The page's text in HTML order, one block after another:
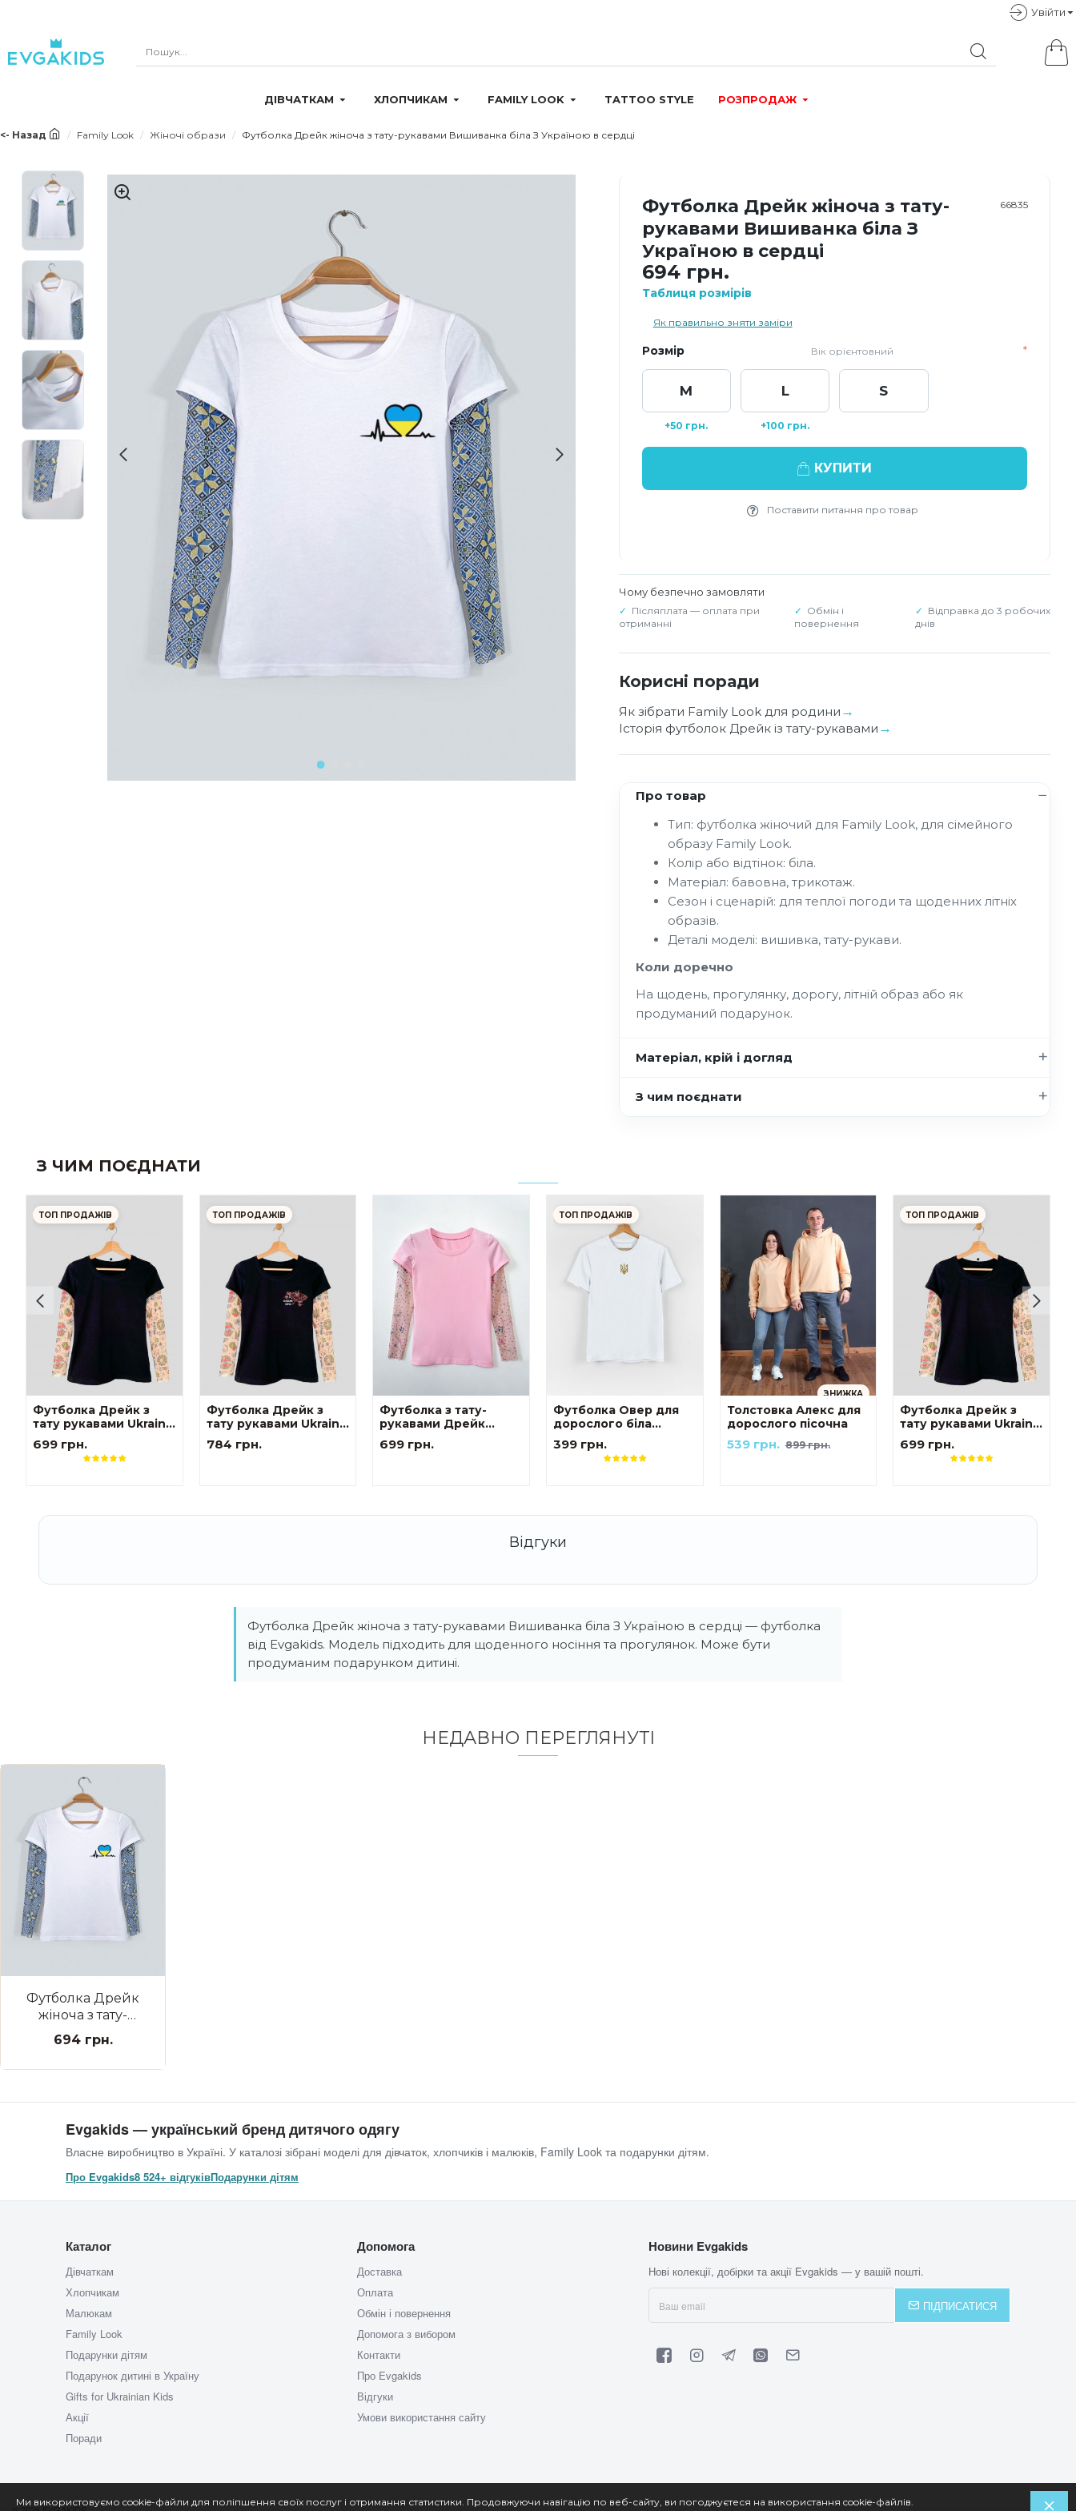
Увiйти
ДІВЧАТКАМ ХЛОПЧИКАМ FAMILY LOOK TATTOO STYLE РОЗПРОДАЖ
<- Назад Family Look Жіночі образи Футболка Дрейк жіноча з тату-рукавами Вишиванка біла З Україною в сердці
Футболка Дрейк жіноча з тату-
рукавами Вишиванка біла З
Україною в сердці
66835
694 грн.
Таблиця розмірів
Як правильно зняти заміри
Розмір Вік орієнтовний
M
+50 грн.
L
+100 грн.
S
КУПИТИ
Поставити питання про товар
Чому безпечно замовляти
Післяплата — оплата при
отриманні
Обмін і
повернення
Відправка до 3 робочих
днів
Корисні поради
Як зібрати Family Look для родини
Історія футболок Дрейк із тату-рукавами
Про товар
Тип: футболка жіночий для Family Look, для сімейного
образу Family Look.
Колір або відтінок: біла.
Матеріал: бавовна, трикотаж.
Сезон і сценарій: для теплої погоди та щоденних літніх
образів.
Деталі моделі: вишивка, тату-рукави.
Коли доречно
На щодень, прогулянку, дорогу, літній образ або як
продуманий подарунок.
Матеріал, крій і догляд
З чим поєднати
З ЧИМ ПОЄДНАТИ
ТОП ПРОДАЖІВ
Футболка Дрейк з
тату рукавами Ukraine
жіноча
699 грн.
ТОП ПРОДАЖІВ
Футболка Дрейк з
тату рукавами Ukraine
жіноча Українські
мотиви червоно-білі
784 грн.
Футболка з тату-
рукавами Дрейк
Сакура жіноча
699 грн.
ТОП ПРОДАЖІВ
Футболка Овер для
дорослого біла
Тризуб
399 грн.
ЗНИЖКА
Толстовка Алекс для
дорослого пісочна
899 грн.
539 грн.
ТОП ПРОДАЖІВ
Футболка Дрейк з
тату рукавами Ukraine
жіноча
699 грн.
Футболка Дрейк жіноча з тату-рукавами Вишиванка біла З Україною в сердці — футболка
від Evgakids. Модель підходить для щоденного носіння та прогулянок. Може бути
продуманим подарунком дитині.
НЕДАВНО ПЕРЕГЛЯНУТI
Футболка Дрейк
жіноча з тату-
рукавами
Вишиванка біла З
Україною в сердці
694 грн.
Evgakids — український бренд дитячого одягу
Власне виробництво в Україні. У каталозі зібрані моделі для дівчаток, хлопчиків і малюків, Family Look та подарунки дітям.
Про Evgakids8 524+ відгуківПодарунки дітям
Каталог
Дівчаткам
Хлопчикам
Малюкам
Family Look
Подарунки дітям
Подарунок дитині в Україну
Gifts for Ukrainian Kids
Акції
Поради
Допомога
Доставка
Оплата
Обмін і повернення
Допомога з вибором
Контакти
Про Evgakids
Відгуки
Умови використання сайту
Новини Evgakids
Нові колекції, добірки та акції Evgakids — у вашій пошті.
ПІДПИСАТИСЯ
Ми використовуємо cookie-файли для поліпшення своїх послуг і отримання статистики. Продовжуючи навігацію по веб-сайту, ви погоджуєтеся на використання cookie-файлів.